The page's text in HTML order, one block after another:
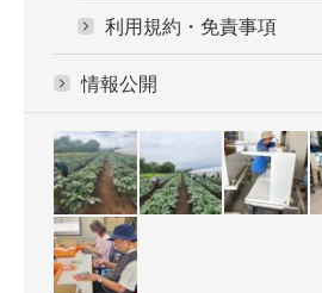
利用規約・免責事項
情報公開